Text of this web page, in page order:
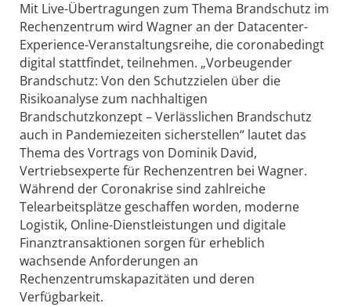
Mit Live-Übertragungen zum Thema Brandschutz im
Rechenzentrum wird Wagner an der Datacenter-
Experience-Veranstaltungsreihe, die coronabedingt
digital stattfindet, teilnehmen. „Vorbeugender
Brandschutz: Von den Schutzzielen über die
Risikoanalyse zum nachhaltigen
Brandschutzkonzept – Verlässlichen Brandschutz
auch in Pandemiezeiten sicherstellen“ lautet das
Thema des Vortrags von Dominik David,
Vertriebsexperte für Rechenzentren bei Wagner.
Während der Coronakrise sind zahlreiche
Telearbeitsplätze geschaffen worden, moderne
Logistik, Online-Dienstleistungen und digitale
Finanztransaktionen sorgen für erheblich
wachsende Anforderungen an
Rechenzentrumskapazitäten und deren
Verfügbarkeit.